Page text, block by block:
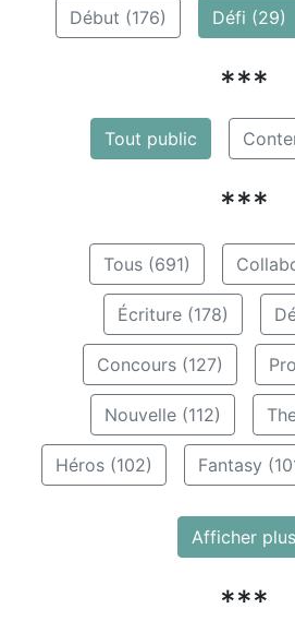
Début (176) Défi (29)
***
Tout public
***
Tous (691)
Écriture (178)
Concours (127)
Nouvelle (112)
Héros (102) Fantasy
Afficher plus
***